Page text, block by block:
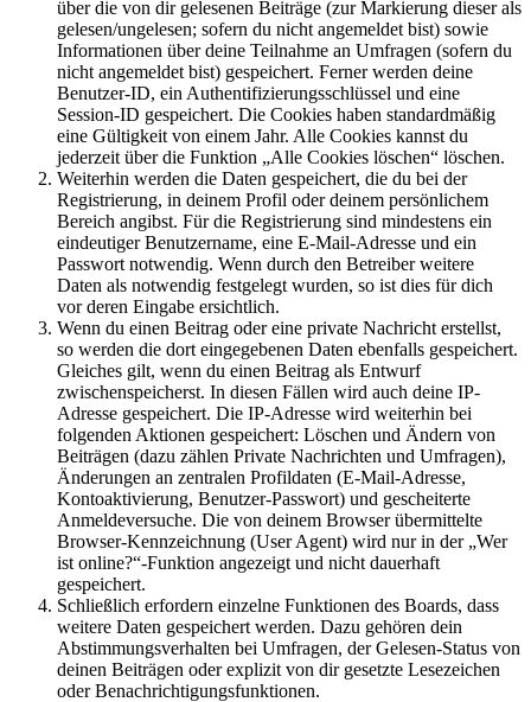
über die von dir gelesenen Beiträge (zur Markierung dieser als
gelesen/ungelesen; sofern du nicht angemeldet bist) sowie
Informationen über deine Teilnahme an Umfragen (sofern du
nicht angemeldet bist) gespeichert. Ferner werden deine
Benutzer-ID, ein Authentifizierungsschlüssel und eine
Session-ID gespeichert. Die Cookies haben standardmäßig
eine Gültigkeit von einem Jahr. Alle Cookies kannst du
jederzeit über die Funktion „Alle Cookies löschen“ löschen.
Weiterhin werden die Daten gespeichert, die du bei der
Registrierung, in deinem Profil oder deinem persönlichem
Bereich angibst. Für die Registrierung sind mindestens ein
eindeutiger Benutzername, eine E-Mail-Adresse und ein
Passwort notwendig. Wenn durch den Betreiber weitere
Daten als notwendig festgelegt wurden, so ist dies für dich
vor deren Eingabe ersichtlich.
Wenn du einen Beitrag oder eine private Nachricht erstellst,
so werden die dort eingegebenen Daten ebenfalls gespeichert.
Gleiches gilt, wenn du einen Beitrag als Entwurf
zwischenspeicherst. In diesen Fällen wird auch deine IP-
Adresse gespeichert. Die IP-Adresse wird weiterhin bei
folgenden Aktionen gespeichert: Löschen und Ändern von
Beiträgen (dazu zählen Private Nachrichten und Umfragen),
Änderungen an zentralen Profildaten (E-Mail-Adresse,
Kontoaktivierung, Benutzer-Passwort) und gescheiterte
Anmeldeversuche. Die von deinem Browser übermittelte
Browser-Kennzeichnung (User Agent) wird nur in der „Wer
ist online?“-Funktion angezeigt und nicht dauerhaft
gespeichert.
Schließlich erfordern einzelne Funktionen des Boards, dass
weitere Daten gespeichert werden. Dazu gehören dein
Abstimmungsverhalten bei Umfragen, der Gelesen-Status von
deinen Beiträgen oder explizit von dir gesetzte Lesezeichen
oder Benachrichtigungsfunktionen.